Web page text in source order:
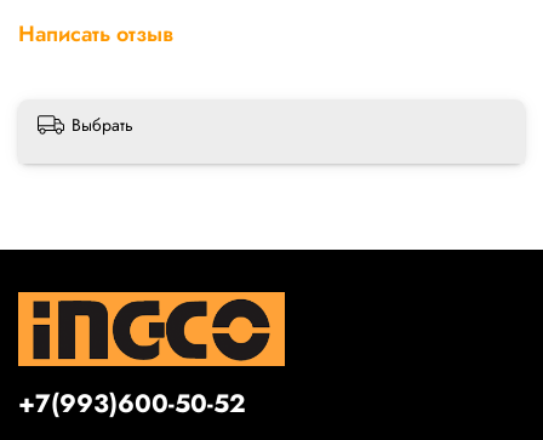
Написать отзыв
Выбрать
+7(993)600-50-52